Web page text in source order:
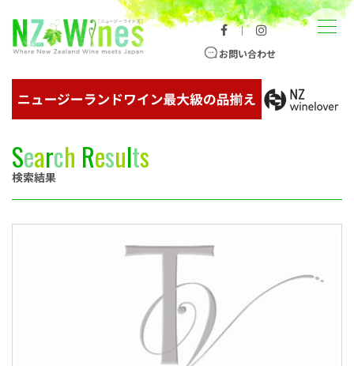
ニュージーランドワイン総合サイト
｜
お問い合わせ
メニュー
Search Results
検索結果